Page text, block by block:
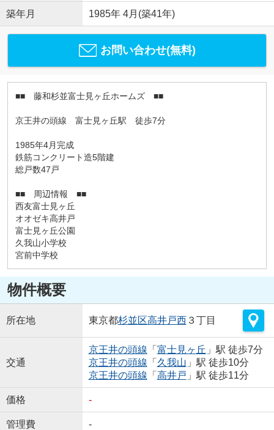
築年月 1985年 4月(築41年)
お問い合わせ(無料)
■■ 藤和杉並富士見ヶ丘ホームズ ■■
京王井の頭線 富士見ヶ丘駅 徒歩7分
1985年4月完成
鉄筋コンクリート造5階建
総戸数47戸
■■ 周辺情報 ■■
西友富士見ヶ丘
オオゼキ高井戸
富士見ヶ丘公園
久我山小学校
宮前中学校
物件概要
所在地 東京都杉並区高井戸西３丁目
交通
京王井の頭線 「 富士見ヶ丘 」駅 徒歩7分
京王井の頭線 「 久我山 」駅 徒歩10分
京王井の頭線 「 高井戸 」駅 徒歩11分
価格 -
管理費 -